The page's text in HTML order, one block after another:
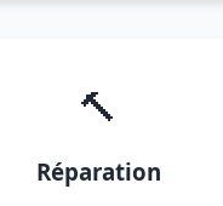
🔨
Réparation